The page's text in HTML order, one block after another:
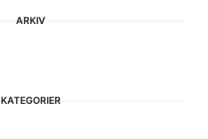
ARKIV
KATEGORIER